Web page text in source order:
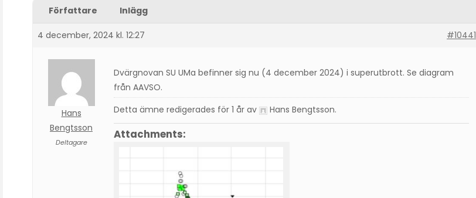
Författare Inlägg
4 december, 2024 kl. 12:27 #10441
Hans
Bengtsson
Deltagare
Dvärgnovan SU UMa befinner sig nu (4 december 2024) i superutbrott. Se diagram
från AAVSO.
Detta ämne redigerades för 1 år av
Hans Bengtsson.
Attachments: